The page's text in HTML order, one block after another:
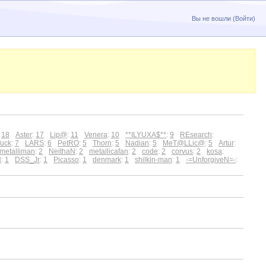
Вы не вошли (Войти)
18 Aster: 17 Lip@: 11 Venera: 10 **ILYUXA$**: 9 REsearch:
: 7 LARS: 6 PetRO: 5 Thorn: 5 Nadian: 5 MeT@LLic@: 5 Artur:
: 2 NeithaN : 2 metallicafan: 2 code: 2 corvus: 2 kosa:
: 1 DSS_Jr: 1 Picasso: 1 denmark: 1 shilkin-man: 1 -=UnforgiveN=-: